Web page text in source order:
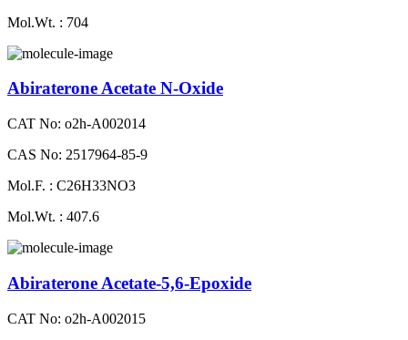
Mol.Wt. : 704
Abiraterone Acetate N-Oxide
CAT No: o2h-A002014
CAS No: 2517964-85-9
Mol.F. : C26H33NO3
Mol.Wt. : 407.6
Abiraterone Acetate-5,6-Epoxide
CAT No: o2h-A002015